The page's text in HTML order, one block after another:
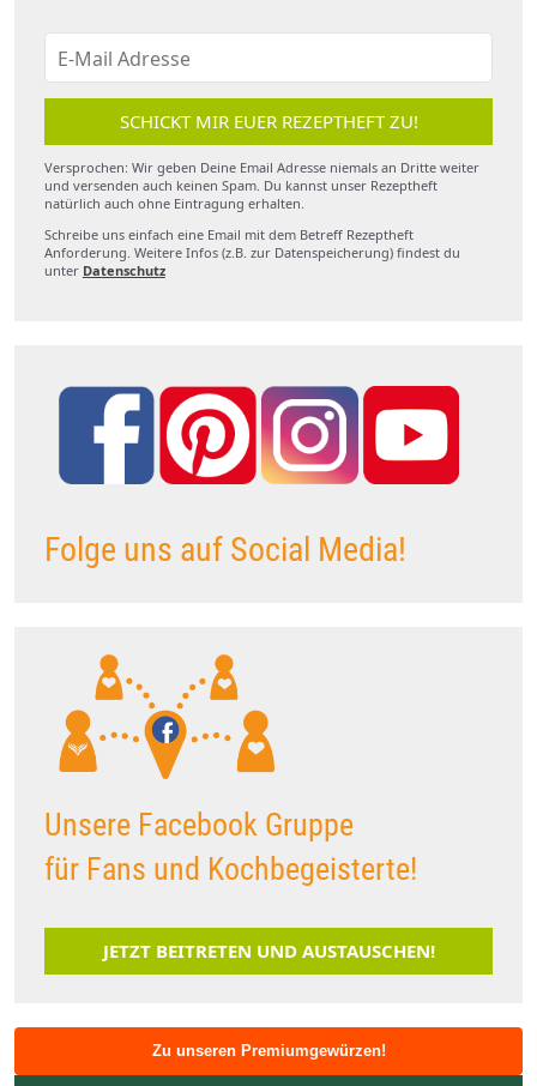
SCHICKT MIR EUER REZEPTHEFT ZU!
Versprochen: Wir geben Deine Email Adresse niemals an Dritte weiter
und versenden auch keinen Spam. Du kannst unser Rezeptheft
natürlich auch ohne Eintragung erhalten.
Schreibe uns einfach eine Email mit dem Betreff Rezeptheft
Anforderung. Weitere Infos (z.B. zur Datenspeicherung) findest du
unter Datenschutz
Folge uns auf Social Media!
Unsere Facebook Gruppe
für Fans und Kochbegeisterte!
JETZT BEITRETEN UND AUSTAUSCHEN!
Zu unseren Premiumgewürzen!